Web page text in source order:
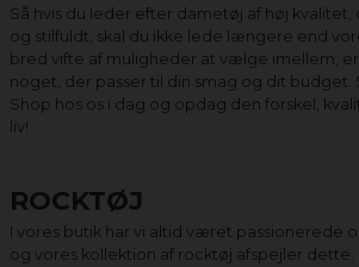
Så hvis du leder efter dametøj af høj kvalitet,
og stilfuldt, skal du ikke lede længere end
bred vifte af muligheder at vælge imellem,
noget, der passer til din smag og dit budget.
Shop hos os i dag og opdag den forskel,
liv!
ROCKTØJ
I vores butik har vi altid været passionerede
og vores kollektion af rocktøj afspejler dette.